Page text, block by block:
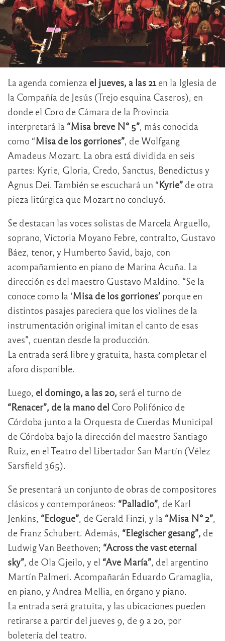
La agenda comienza el jueves, a las 21en la Iglesia de
la Compañía de Jesús (Trejo esquina Caseros), en
donde el Coro de Cámara de la Provincia
interpretará la “Misa breve N° 5”, más conocida
como “Misa de los gorriones”, de Wolfgang
Amadeus Mozart. La obra está dividida en seis
partes: Kyrie, Gloria, Credo, Sanctus, Benedictus y
Agnus Dei. También se escuchará un “Kyrie” de otra
pieza litúrgica que Mozart no concluyó.
Se destacan las voces solistas de Marcela Arguello,
soprano, Victoria Moyano Febre, contralto, Gustavo
Báez, tenor, y Humberto Savid, bajo, con
acompañamiento en piano de Marina Acuña. La
dirección es del maestro Gustavo Maldino. “Se la
conoce como la ‘Misa de los gorriones’ porque en
distintos pasajes pareciera que los violines de la
instrumentación original imitan el canto de esas
aves”, cuentan desde la producción.
La entrada será libre y gratuita, hasta completar el
aforo disponible.
Luego, el domingo, a las 20, será el turno de
“Renacer”, de la mano del Coro Polifónico de
Córdoba junto a la Orquesta de Cuerdas Municipal
de Córdoba bajo la dirección del maestro Santiago
Ruiz, en el Teatro del Libertador San Martín (Vélez
Sarsfield 365).
Se presentará un conjunto de obras de compositores
clásicos y contemporáneos: “Palladio”, de Karl
Jenkins, “Eclogue”, de Gerald Finzi, y la “Misa N° 2”,
de Franz Schubert. Además, “Elegischer gesang”, de
Ludwig Van Beethoven; “Across the vast eternal
sky”, de Ola Gjeilo, y el “Ave María”, del argentino
Martín Palmeri. Acompañarán Eduardo Gramaglia,
en piano, y Andrea Mellia, en órgano y piano.
La entrada será gratuita, y las ubicaciones pueden
retirarse a partir del jueves 9, de 9 a 20, por
boletería del teatro.